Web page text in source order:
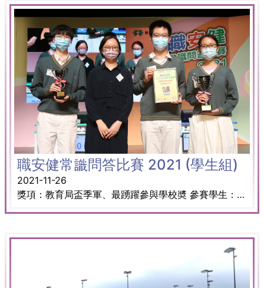
職安健常識問答比賽 2021 (學生組)
2021-11-26
獎項：教育局盃季軍、最踴躍參與學校奬 參賽學生： 5A 羅凱校 5D 呂嶸韜 5D 馬心悅